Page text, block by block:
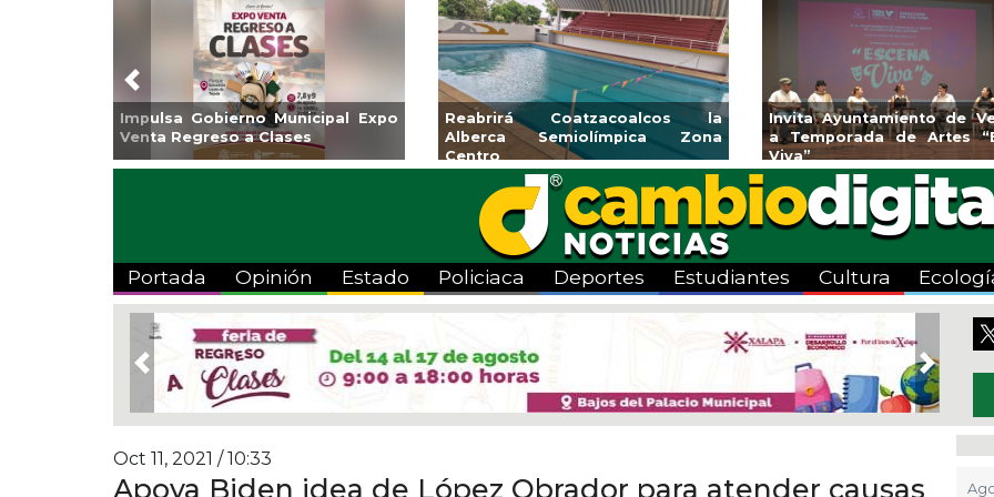
Aplicará CMAS el Programa de
Tandeo durante agosto
Guarniciones y banquetas para la
colonia El Mango en Pánuco
Emprendedores de
exponen en
Bicentenario
Previous
Portada Opinión Estado Policiaca Deportes Estudiantes Cultura
Previous Next
Oct 11, 2021 / 10:33
Apoya Biden idea de López Obrador para atender causas